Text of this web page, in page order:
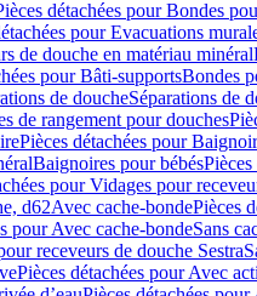
détachées pour Bondes
pour Evacuations
de douche en matériau minéral
pour Bâti-supportsBondes
de doucheSéparations de
de rangement pour douches
Pièces détachées pour
Baignoires pour bébés
pour Vidages pour
d62Avec cache-bondePièces
pour Avec cache-bondeSans
receveurs de douche Sestra
Pièces détachées pour Avec